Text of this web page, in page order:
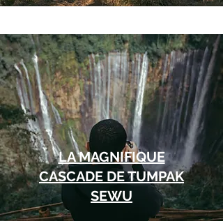
LA MAGNIFIQUE
CASCADE DE TUMPAK
SEWU